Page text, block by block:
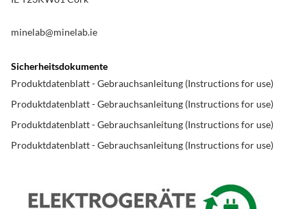
minelab@minelab.ie
Sicherheitsdokumente
Produktdatenblatt - Gebrauchsanleitung (Instructions for use)
Produktdatenblatt - Gebrauchsanleitung (Instructions for use)
Produktdatenblatt - Gebrauchsanleitung (Instructions for use)
Produktdatenblatt - Gebrauchsanleitung (Instructions for use)